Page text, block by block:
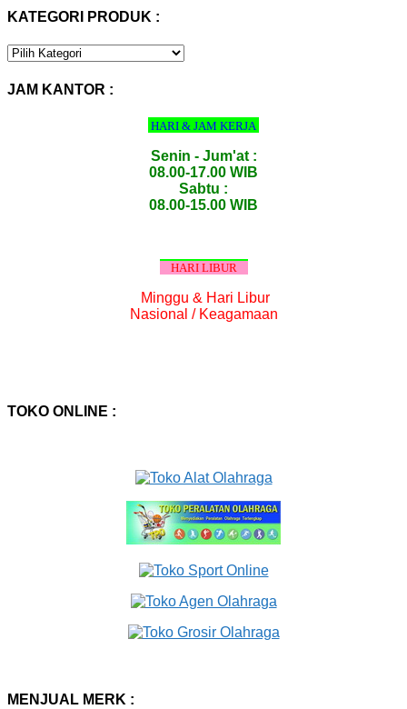
KATEGORI PRODUK :
KATEGORI
JAM KANTOR :
HARI & JAM KERJA
Senin - Jum'at :
08.00-17.00 WIB
Sabtu :
08.00-15.00 WIB
HARI LIBUR
Minggu & Hari Libur
Nasional / Keagamaan
TOKO ONLINE :
MENJUAL MERK :